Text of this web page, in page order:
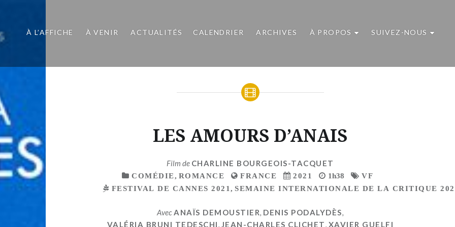
À L’AFFICHE À VENIR ACTUALITÉS CALENDRIER ARCHIVES À PROPOS SUIVEZ-NOUS
LES AMOURS D’ANAIS
Film de CHARLINE BOURGEOIS-TACQUET
COMÉDIE, ROMANCE FRANCE 2021 1h38
VF
FESTIVAL DE CANNES 2021 , SEMAINE INTERNATIONALE DE LA CRITIQUE
Avec ANAÏS DEMOUSTIER DENIS PODALYDÈS
VALÉRIA BRUNI TEDESCHI
JEAN-CHARLES CLICHET XAVIER GUELFI